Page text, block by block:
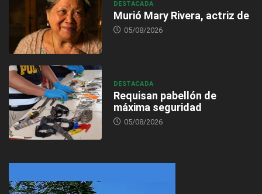
DESTACADA
Murió Mary Rivera, actriz de
05/08/2026
DESTACADA
Requisan pabellón de
máxima seguridad
05/08/2026